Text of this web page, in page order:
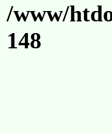
/www/
148